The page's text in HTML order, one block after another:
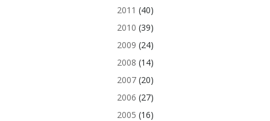
2011 (40)
2010 (39)
2009 (24)
2008 (14)
2007(20)
2006 (27)
2005 (16)